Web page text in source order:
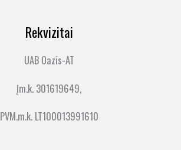
Rekvizitai
UAB Oazis-AT
Įm.k. 301619649,
PVM.m.k. LT100013991610